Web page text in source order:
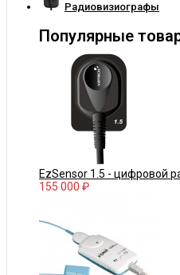
Радиовизиографы
Популярные
EzSensor 1.5 - цифровой
155 000 ₽